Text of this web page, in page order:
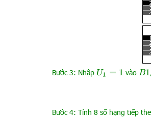
Bước 3: Nhập U1 =1 vào B1
Bước 4: Tính 8 số hạng tiếp